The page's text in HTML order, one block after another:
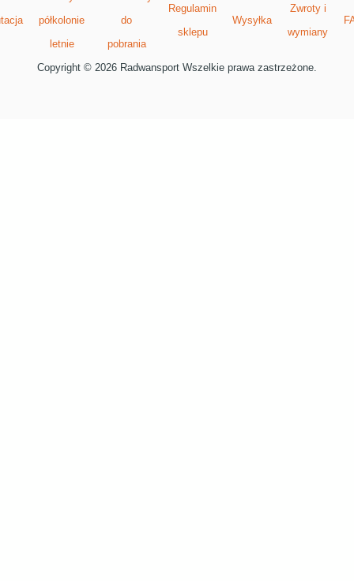
półkolonie
letnie
do
pobrania
Regulamin
sklepu
Wysyłka
Zwroty i
wymiany
Copyright © 2026 Radwansport Wszelkie prawa zastrzeżone.